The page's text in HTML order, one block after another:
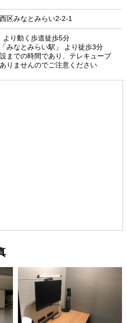
区みなとみらい2-2-1
より動く歩道徒歩5分
みなとみらい駅」 より徒歩3分
までの時間であり、テレキューブ
りませんのでご注意ください